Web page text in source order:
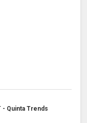
- Quinta Trends